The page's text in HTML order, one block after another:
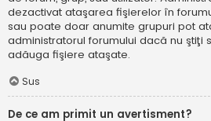
dezactivat ataşarea fişierelor în
sau poate doar anumite grupuri pot
administratorul forumului dacă nu ştiţi
adăuga fişiere ataşate.
Sus
De ce am primit un avertisment?